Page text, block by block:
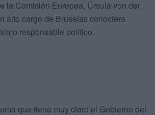
la Comisión Europea, Úrsula von der
alto cargo de Bruselas conociera
responsable político.
que tiene muy claro el Gobierno del